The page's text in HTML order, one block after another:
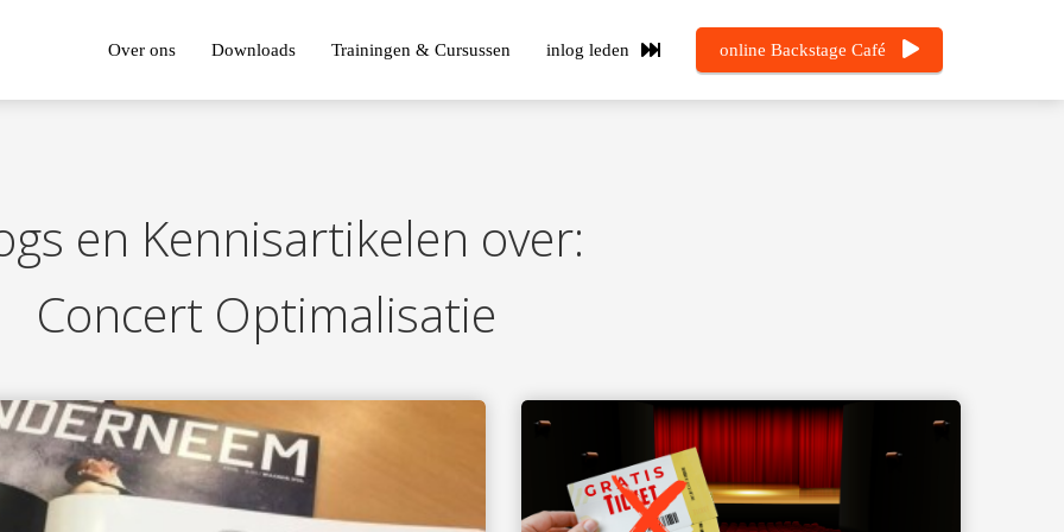
Over ons Downloads Trainingen & Cursussen inlog leden online Backstage Café
en Kennisartikelen over:
Concert Optimalisatie